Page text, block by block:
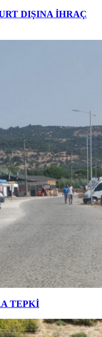
DIŞINA İHRAÇ
TEPKİ